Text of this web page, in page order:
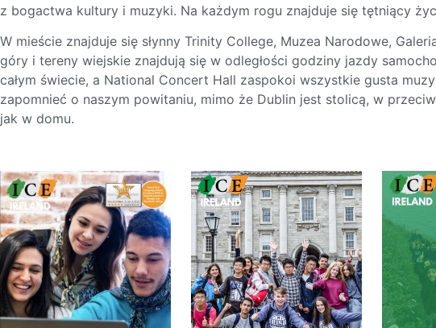
z bogactwa kultury i muzyki. Na każdym rogu znajduje się tętniący
W mieście znajduje się słynny Trinity College, Muzea Narodowe,
góry i tereny wiejskie znajdują się w odległości godziny jazdy
całym świecie, a National Concert Hall zaspokoi wszystkie gusta
zapomnieć o naszym powitaniu, mimo że Dublin jest stolicą, w
jak w domu.